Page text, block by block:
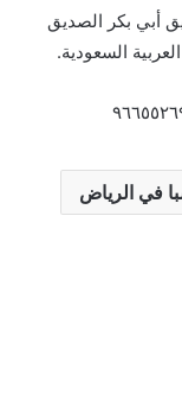
أبي بكر الصديق
في الرياض